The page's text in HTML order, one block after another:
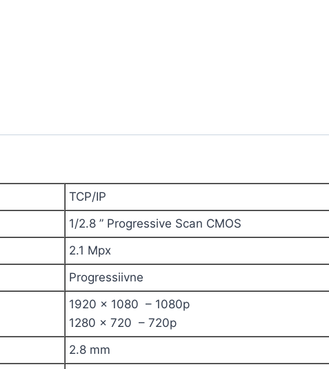
TCP/IP
1/2.8 ” Progressive Scan CMOS
2.1 Mpx
Progressiivne
1920 x 1080 – 1080p
1280 x 720 – 720p
2.8 mm